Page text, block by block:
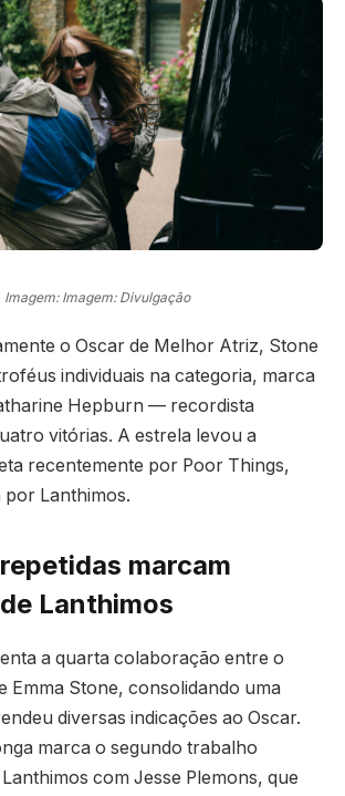
Imagem: Imagem: Divulgação
o Oscar de Melhor Atriz, Stone
individuais na categoria, marca
Hepburn — recordista
vitórias. A estrela levou a
recentemente por Poor Things,
por Lanthimos.
marcam
Lanthimos
a quarta colaboração entre o
Emma Stone, consolidando uma
diversas indicações ao Oscar.
marca o segundo trabalho
com Jesse Plemons, que